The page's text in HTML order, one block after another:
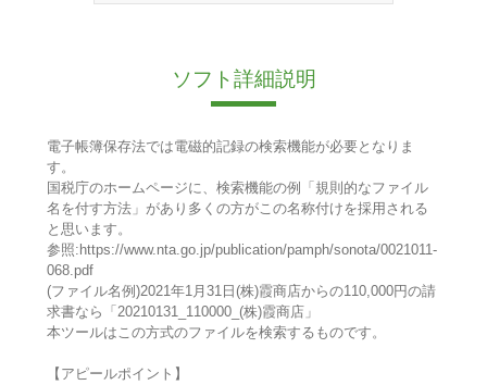
ソフト詳細説明
電子帳簿保存法では電磁的記録の検索機能が必要となりま
す。
国税庁のホームページに、検索機能の例「規則的なファイル
名を付す方法」があり多くの方がこの名称付けを採用される
と思います。
参照:https://www.nta.go.jp/publication/pamph/sonota/0021011-
068.pdf
(ファイル名例)2021年1月31日(株)霞商店からの110,000円の請
求書なら「20210131_110000_(株)霞商店」
本ツールはこの方式のファイルを検索するものです。
【アピールポイント】